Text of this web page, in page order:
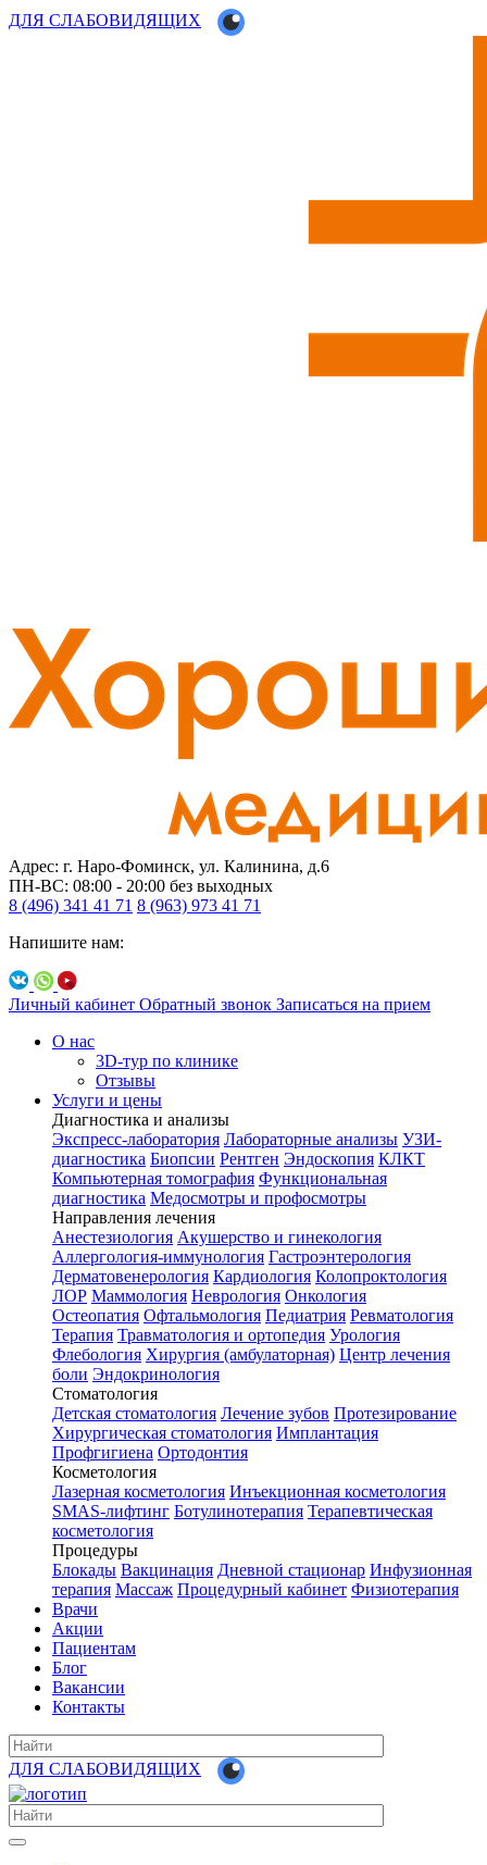
ДЛЯ СЛАБОВИДЯЩИХ
Адрес: г. Наро-Фоминск, ул. Калинина, д.6
ПН-ВС: 08:00 - 20:00 без выходных
8 (496) 341 41 71 8 (963) 973 41 71
Напишите нам:
Личный кабинет Обратный звонок Записаться на прием
О нас
3D-тур по клинике
Отзывы
Услуги и цены
Диагностика и анализы
Экспресс-лаборатория Лабораторные анализы УЗИ-
диагностика Биопсии Рентген Эндоскопия КЛКТ
Компьютерная томография Функциональная
диагностика Медосмотры и профосмотры
Направления лечения
Анестезиология Акушерство и гинекология
Аллергология-иммунология Гастроэнтерология
Дерматовенерология Кардиология Колопроктология
ЛОР Маммология Неврология Онкология
Остеопатия Офтальмология Педиатрия Ревматология
Терапия Травматология и ортопедия Урология
Флебология Хирургия (амбулаторная) Центр лечения
боли Эндокринология
Стоматология
Детская стоматология Лечение зубов Протезирование
Хирургическая стоматология Имплантация
Профгигиена Ортодонтия
Косметология
Лазерная косметология Инъекционная косметология
SMAS-лифтинг Ботулинотерапия Терапевтическая
косметология
Процедуры
Блокады Вакцинация Дневной стационар Инфузионная
терапия Массаж Процедурный кабинет Физиотерапия
Врачи
Акции
Пациентам
Блог
Вакансии
Контакты
ДЛЯ СЛАБОВИДЯЩИХ